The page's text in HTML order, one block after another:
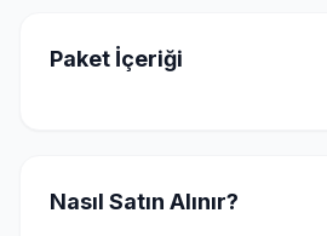
Paket İçeriği
Nasıl Satın Alınır?